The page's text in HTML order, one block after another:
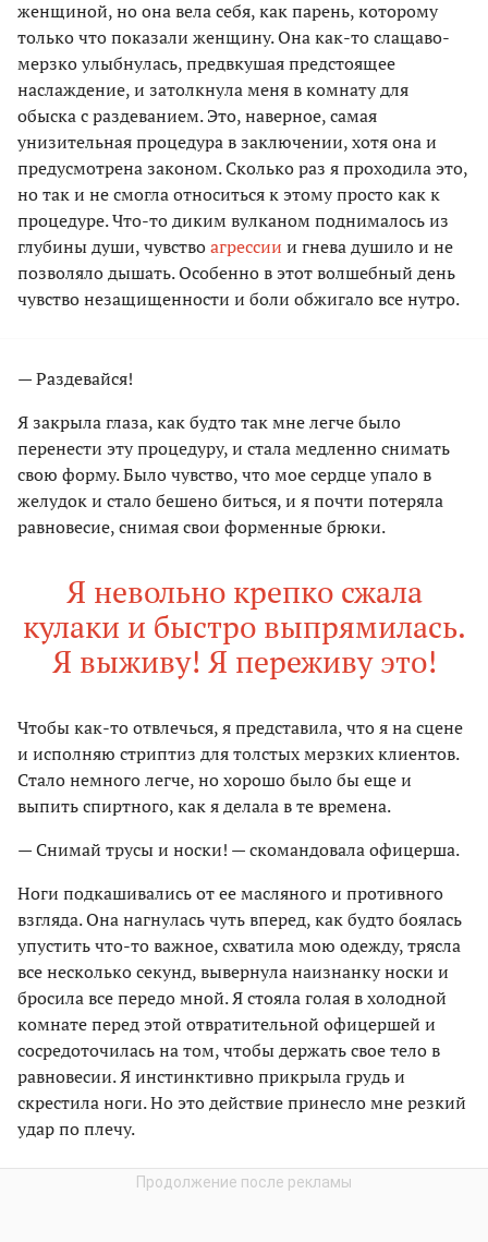
женщиной, но она вела себя, как парень, которому
только что показали женщину. Она как-то слащаво-
мерзко улыбнулась, предвкушая предстоящее
наслаждение, и затолкнула меня в комнату для
обыска с раздеванием. Это, наверное, самая
унизительная процедура в заключении, хотя она и
предусмотрена законом. Сколько раз я проходила это,
но так и не смогла относиться к этому просто как к
процедуре. Что-то диким вулканом поднималось из
глубины души, чувствоагрессии и гнева душило и не
позволяло дышать. Особенно в этот волшебный день
чувство незащищенности и боли обжигало все нутро.
— Раздевайся!
Я закрыла глаза, как будто так мне легче было
перенести эту процедуру, и стала медленно снимать
свою форму. Было чувство, что мое сердце упало в
желудок и стало бешено биться, и я почти потеряла
равновесие, снимая свои форменные брюки.
Я невольно крепко сжала
кулаки и быстро выпрямилась.
Я выживу! Я переживу это!
Чтобы как-то отвлечься, я представила, что я на сцене
и исполняю стриптиз для толстых мерзких клиентов.
Стало немного легче, но хорошо было бы еще и
выпить спиртного, как я делала в те времена.
— Снимай трусы и носки! — скомандовала офицерша.
Ноги подкашивались от ее масляного и противного
взгляда. Она нагнулась чуть вперед, как будто боялась
упустить что-то важное, схватила мою одежду, трясла
все несколько секунд, вывернула наизнанку носки и
бросила все передо мной. Я стояла голая в холодной
комнате перед этой отвратительной офицершей и
сосредоточилась на том, чтобы держать свое тело в
равновесии. Я инстинктивно прикрыла грудь и
скрестила ноги. Но это действие принесло мне резкий
удар по плечу.